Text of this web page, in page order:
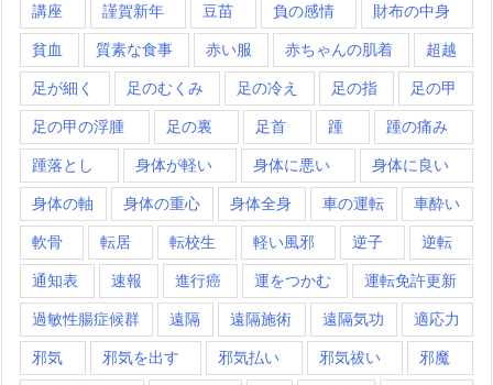
講座 謹賀新年 豆苗 負の感情 財布の中身
貧血 質素な食事 赤い服 赤ちゃんの肌着 超越
足が細く 足のむくみ 足の冷え 足の指 足の甲
足の甲の浮腫 足の裏 足首 踵 踵の痛み
踵落とし 身体が軽い 身体に悪い 身体に良い
身体の軸 身体の重心 身体全身 車の運転 車酔い
軟骨 転居 転校生 軽い風邪 逆子 逆転
通知表 速報 進行癌 運をつかむ 運転免許更新
過敏性腸症候群 遠隔 遠隔施術 遠隔気功 適応力
邪気 邪気を出す 邪気払い 邪気祓い 邪魔